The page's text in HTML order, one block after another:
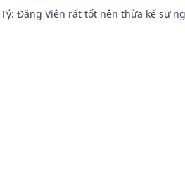
Đăng Viên rất tốt nên thừa kế sự